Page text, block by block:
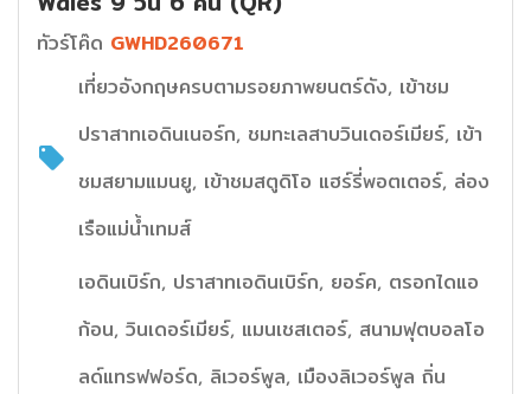
ทัวร์โค๊ด GWHD260671
เที่ยวอังกฤษครบตามรอยภาพยนตร์ดัง, เข้าชม
ปราสาทเอดินเนอร์ก, ชมทะเลสาบวินเดอร์เมียร์, เข้า
ชมสยามแมนยู, เข้าชมสตูดิโอ แฮร์รี่พอตเตอร์, ล่อง
เรือแม่น้ำเทมส์
เอดินเบิร์ก, ปราสาทเอดินเบิร์ก, ยอร์ค, ตรอกไดแอ
ก้อน, วินเดอร์เมียร์, แมนเชสเตอร์, สนามฟุตบอลโอ
ลด์แทรฟฟอร์ด, ลิเวอร์พูล, เมืองลิเวอร์พูล ถิ่น